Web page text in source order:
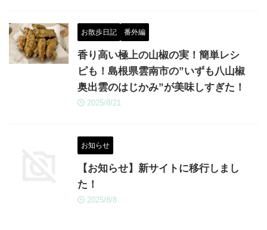
お散歩日記 番外編
香り高い極上の山椒の実！簡単レシ
ピも！島根県雲南市の”いずも八山椒
奥出雲のはじかみ”が美味しすぎた！
2025/8/21
お知らせ
【お知らせ】新サイトに移行しまし
た！
2025/8/8